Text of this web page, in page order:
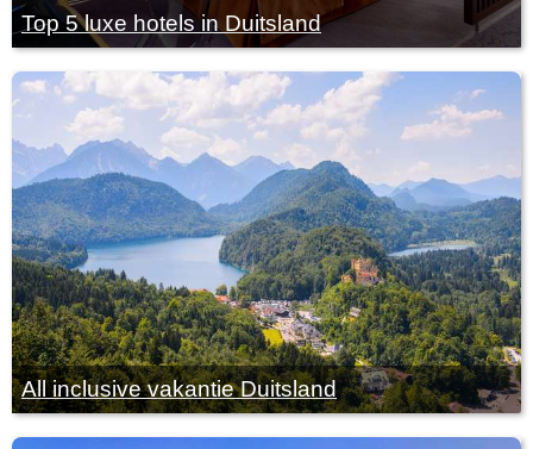
Top 5 luxe hotels in Duitsland
All inclusive vakantie Duitsland